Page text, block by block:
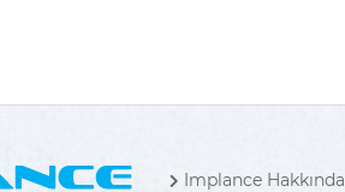
Implance Hakkında